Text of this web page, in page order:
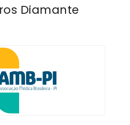
Diamante